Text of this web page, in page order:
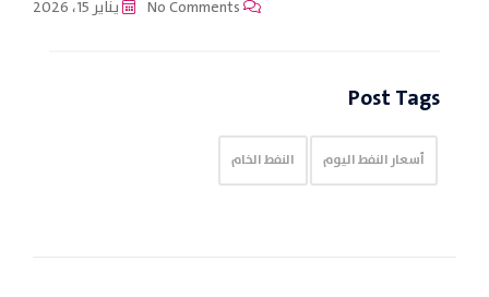
يناير 15، 2026
Post Tags
أسعار النفط اليوم النفط الخام